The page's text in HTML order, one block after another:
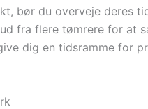
bør du overveje deres
fra flere tømrere for at
dig en tidsramme for